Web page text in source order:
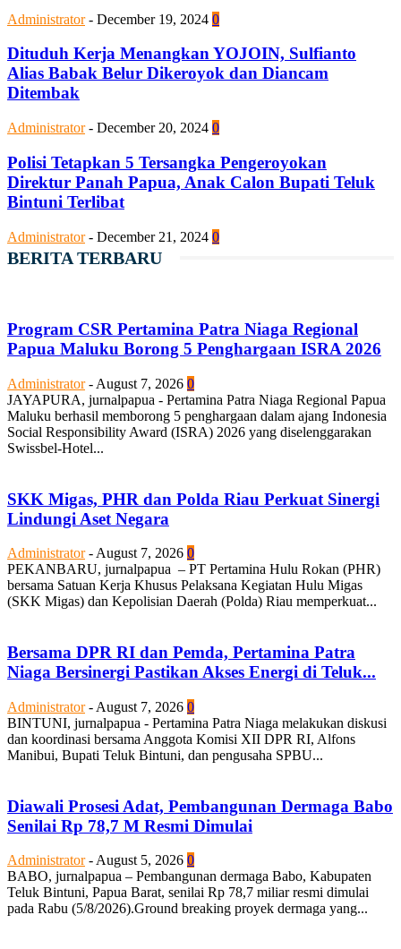
Administrator - December 19, 2024 0
Dituduh Kerja Menangkan YOJOIN, Sulfianto
Alias Babak Belur Dikeroyok dan Diancam
Ditembak
Administrator - December 20, 2024 0
Polisi Tetapkan 5 Tersangka Pengeroyokan
Direktur Panah Papua, Anak Calon Bupati Teluk
Bintuni Terlibat
Administrator - December 21, 2024 0
BERITA TERBARU
Program CSR Pertamina Patra Niaga Regional
Papua Maluku Borong 5 Penghargaan ISRA 2026
Administrator - August 7, 2026 0
JAYAPURA, jurnalpapua - Pertamina Patra Niaga Regional Papua
Maluku berhasil memborong 5 penghargaan dalam ajang Indonesia
Social Responsibility Award (ISRA) 2026 yang diselenggarakan
Swissbel-Hotel...
SKK Migas, PHR dan Polda Riau Perkuat Sinergi
Lindungi Aset Negara
Administrator -August 7, 2026 0
PEKANBARU, jurnalpapua – PT Pertamina Hulu Rokan (PHR)
bersama Satuan Kerja Khusus Pelaksana Kegiatan Hulu Migas
(SKK Migas) dan Kepolisian Daerah (Polda) Riau memperkuat...
Bersama DPR RI dan Pemda, Pertamina Patra
Niaga Bersinergi Pastikan Akses Energi di Teluk...
Administrator - August 7, 2026 0
BINTUNI, jurnalpapua - Pertamina Patra Niaga melakukan diskusi
dan koordinasi bersama Anggota Komisi XII DPR RI, Alfons
Manibui, Bupati Teluk Bintuni, dan pengusaha SPBU...
Diawali Prosesi Adat, Pembangunan Dermaga Babo
Senilai Rp 78,7 M Resmi Dimulai
Administrator - August 5, 2026 0
BABO, jurnalpapua – Pembangunan dermaga Babo, Kabupaten
Teluk Bintuni, Papua Barat, senilai Rp 78,7 miliar resmi dimulai
pada Rabu (5/8/2026).Ground breaking proyek dermaga yang...